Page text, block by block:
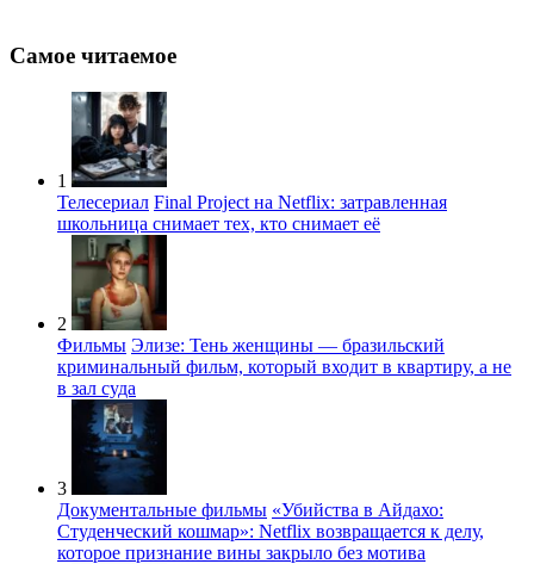
Самое читаемое
1
Телесериал Final Project на Netflix: затравленная
школьница снимает тех, кто снимает её
2
Фильмы Элизе: Тень женщины — бразильский
криминальный фильм, который входит в квартиру, а не
в зал суда
3
Документальные фильмы «Убийства в Айдахо:
Студенческий кошмар»: Netflix возвращается к делу,
которое признание вины закрыло без мотива